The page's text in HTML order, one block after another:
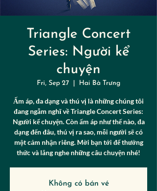
Triangle Concert
Series: Người kể
chuyện
Fri, Sep 27 Hai Bà Trưng
Ấm áp, đa dạng và thú vị là những chúng tôi
đang ngẫm nghĩ về Triangle Concert Series:
Người kể chuyện. Còn ấm áp như thế nào, đa
dạng đến đâu, thú vị ra sao, mỗi người sẽ có
một cảm nhận riêng. Mời bạn tới để thưởng
thức và lắng nghe những câu chuyện nhé!
Không có bán vé